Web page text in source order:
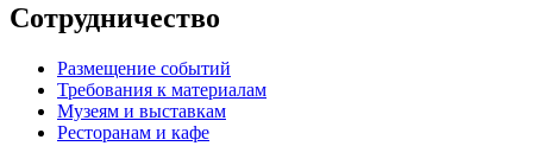
Сотрудничество
Размещение событий
Требования к материалам
Музеям и выставкам
Ресторанам и кафе